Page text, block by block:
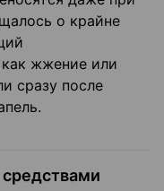
о крайне
как жжение или
сразу после